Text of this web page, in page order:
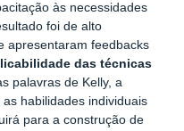
às necessidades
foi de alto
apresentaram feedbacks
das técnicas
palavras de Kelly, a
habilidades individuais
para a construção de